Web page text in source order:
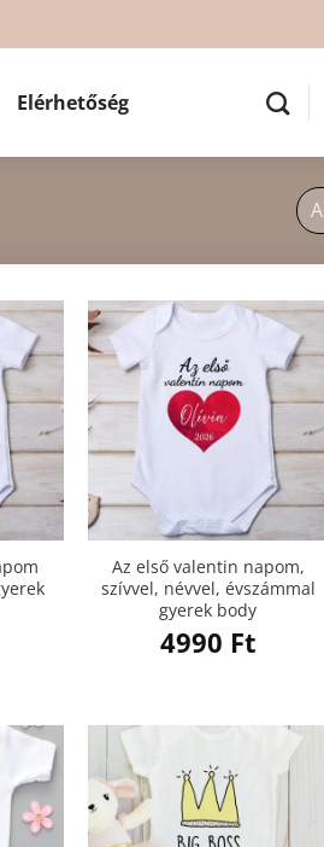
Elérhetőség
Az első valentin napom,
szívvel, névvel, évszámmal
gyerek body
4990 Ft